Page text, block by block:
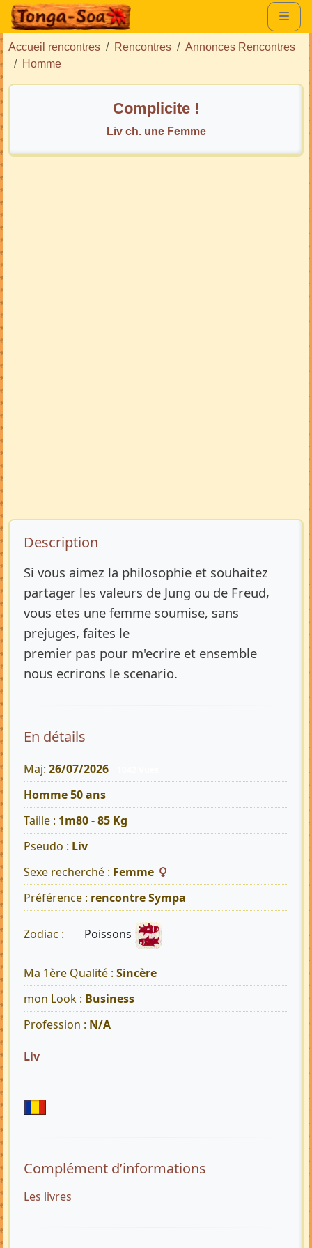
Accueil rencontres Rencontres
Annonces Rencontres
Homme
Complicite !
Liv ch. une Femme
Description de l’annonce
Description
Si vous aimez la philosophie et souhaitez
partager les valeurs de Jung ou de Freud,
vous etes une femme soumise, sans
prejuges, faites le
premier pas pour m'ecrire et ensemble
nous ecrirons le scenario.
En détails
Maj: 26/07/2026
Homme 50 ans
Taille : 1m80 - 85 Kg
Pseudo : Liv
Sexe recherché : Femme
Préférence : rencontre Sympa
Zodiac : Poissons
Ma 1ère Qualité : Sincère
mon Look : Business
Profession : N/A
Liv
Complément d’informations
Les livres